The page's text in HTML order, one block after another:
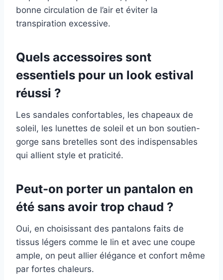
bonne circulation de l’air et éviter la
transpiration excessive.
Quels accessoires sont
essentiels pour un look estival
réussi ?
Les sandales confortables, les chapeaux de
soleil, les lunettes de soleil et un bon soutien-
gorge sans bretelles sont des indispensables
qui allient style et praticité.
Peut-on porter un pantalon en
été sans avoir trop chaud ?
Oui, en choisissant des pantalons faits de
tissus légers comme le lin et avec une coupe
ample, on peut allier élégance et confort même
par fortes chaleurs.